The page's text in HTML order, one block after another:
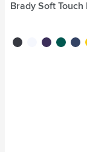
Brady Soft
noir blancpourpre
vert bleu